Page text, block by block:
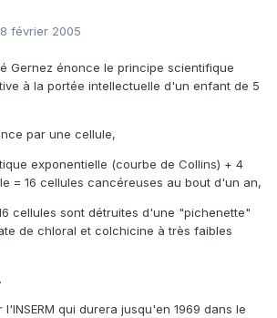
février 2005
Gernez énonce le principe scientifique
à la portée intellectuelle d'un enfant de 5
par une cellule,
exponentielle (courbe de Collins) + 4
= 16 cellules cancéreuses au bout d'un an,
cellules sont détruites d'une "pichenette"
de chloral et colchicine à très faibles
qui durera jusqu'en 1969 dans le